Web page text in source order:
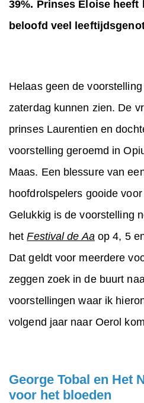
39%. Prinses Eloise heeft
beloofd veel
Helaas geen de
zaterdag kunnen zien. De
prinses Laurentien en
voorstelling geroemd in
Maas. Een blessure van
hoofdrolspelers gooide
Gelukkig is de voorstelling
hetFestival de Aaop 4, 5
Dat geldt voor meerdere
zeggen zoek in de buurt
voorstellingen waar ik
volgend jaar naar Oerol
George Tobal en Het
voor het bloeden